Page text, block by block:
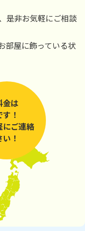
是非お気軽にご相談
部屋に飾っている状
金は
！
にご連絡
！